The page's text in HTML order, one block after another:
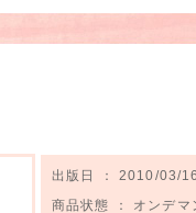
出版日 ： 2010/03/16
商品状態 ： オンデマ